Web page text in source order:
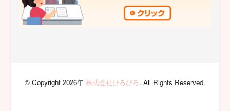
© Copyright 2026年 株式会社ひろびろ. All Rights Reserved.